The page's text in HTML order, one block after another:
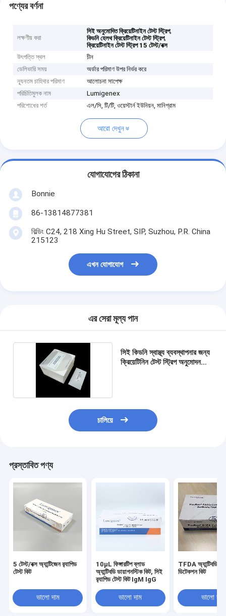
পণ্যের বর্ণনা
লক্ষণীয় করা
সিই অনুমোদিত ক্রিয়েটিনাইন টেস্ট স্ট্রিপ,
কিডনি হেলথ ক্রিয়েটিনাইন টেস্ট স্ট্রিপ,
ক্রিয়েটিনাইন টেস্ট স্ট্রিপ 15 টেস্ট/বক্স
উৎপত্তি স্থল
চীন
ডেলিভারি সময়
অর্ডার পরিমাণ উপর নির্ভর করে
ন্যূনতম চাহিদার পরিমাণ
আলোচনা সাপেক্ষ
পরিচিতিমুলক নাম
Lumigenex
পরিশোধের শর্ত
এল/সি, টি/টি, ওয়েস্টার্ন ইউনিয়ন, মানিগ্রাম
আরো দেখুন
যোগাযোগের ঠিকানা
Bonnie
86-13814877381
বিল্ডিং C24, 218 Xing Hu Street, SIP, Suzhou, P.R. China
215123
এখন যোগাযোগ
এর সেরা মূল্য পান
সিই কিডনি স্বাস্থ্য ব্যবস্থাপনার জন্য
ক্রিয়েটিনিন টেস্ট স্ট্রিপ অনুমোদন
চালিয়ে
প্রস্তাবিত পণ্য
5 টেস্ট/বক্স অ্যান্টিজেন র‌্যাপিড
টেস্ট কিট
ভালো দাম
10μL ফিঙ্গারটিপ ব্লাড
অ্যান্টিবডি ডায়াগনস্টিক কিট, সিই
র‌্যাপিড টেস্ট কিট IgM IgG
ভালো দাম
TFDA অ্যান্টিবডি
ডিটেকশন কিট
ভালো দাম